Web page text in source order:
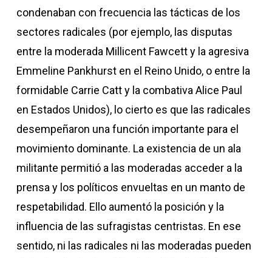
condenaban con frecuencia las tácticas de los
sectores radicales (por ejemplo, las disputas
entre la moderada Millicent Fawcett y la agresiva
Emmeline Pankhurst en el Reino Unido, o entre la
formidable Carrie Catt y la combativa Alice Paul
en Estados Unidos), lo cierto es que las radicales
desempeñaron una función importante para el
movimiento dominante. La existencia de un ala
militante permitió a las moderadas acceder a la
prensa y los políticos envueltas en un manto de
respetabilidad. Ello aumentó la posición y la
influencia de las sufragistas centristas. En ese
sentido, ni las radicales ni las moderadas pueden